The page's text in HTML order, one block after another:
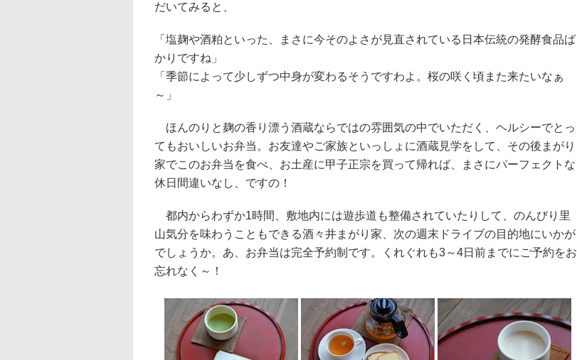
だいてみると、
「塩麹や酒粕といった、まさに今そのよさが見直されている日本伝統の発酵食品ば
かりですね」
「季節によって少しずつ中身が変わるそうですわよ。桜の咲く頃また来たいなぁ
～」
ほんのりと麹の香り漂う酒蔵ならではの雰囲気の中でいただく、ヘルシーでとっ
てもおいしいお弁当。お友達やご家族といっしょに酒蔵見学をして、その後まがり
家でこのお弁当を食べ、お土産に甲子正宗を買って帰れば、まさにパーフェクトな
休日間違いなし、ですの！
都内からわずか1時間、敷地内には遊歩道も整備されていたりして、のんびり里
山気分を味わうこともできる酒々井まがり家、次の週末ドライブの目的地にいかが
でしょうか。あ、お弁当は完全予約制です。くれぐれも3～4日前までにご予約をお
忘れなく～！